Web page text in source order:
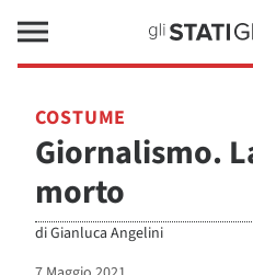
COSTUME
Giornalismo.
morto
diGianluca Angelini